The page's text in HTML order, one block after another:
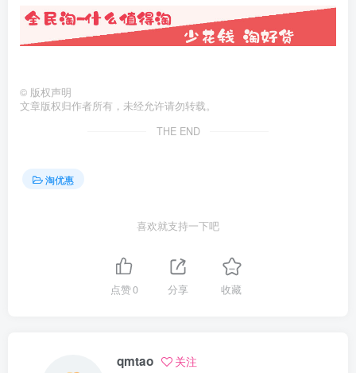
© 版权声明
文章版权归作者所有，未经允许请勿转载。
THE END
淘优惠
喜欢就支持一下吧
点赞0 分享 收藏
qmtao 关注